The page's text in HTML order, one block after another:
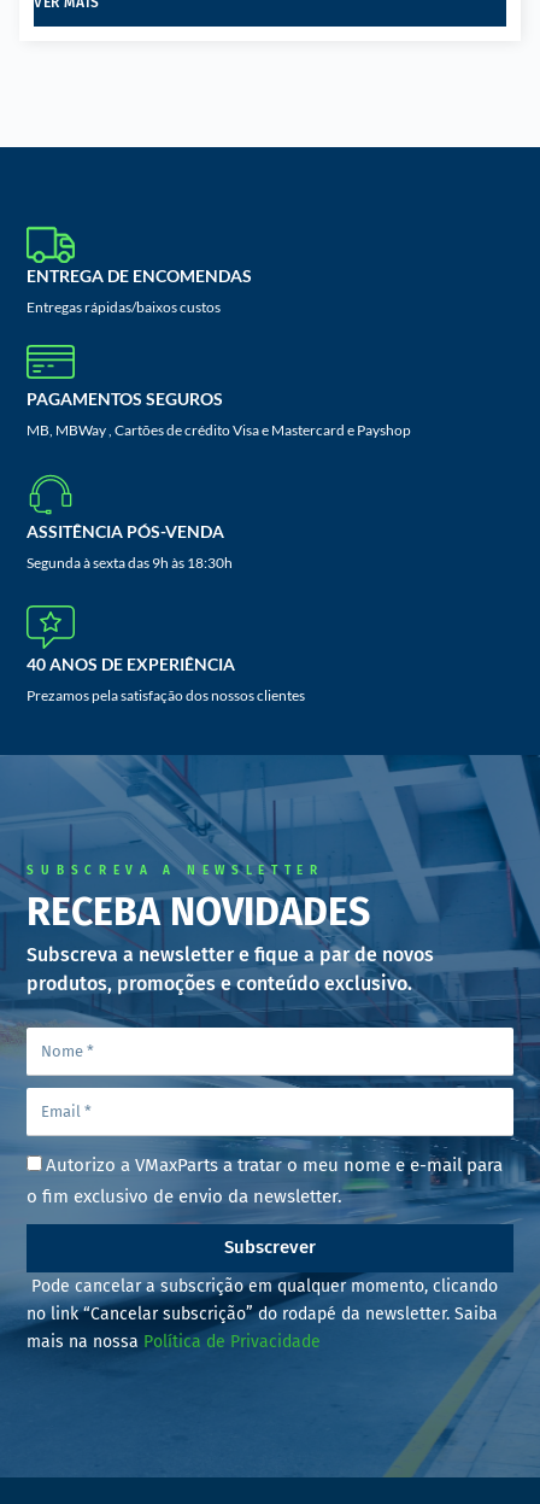
ENTREGA DE ENCOMENDAS
Entregas rápidas/baixos custos
PAGAMENTOS SEGUROS
MB, MBWay , Cartões de crédito Visa e Mastercard e Payshop
ASSITÊNCIA PÓS-VENDA
Segunda à sexta das 9h às 18:30h
40 ANOS DE EXPERIÊNCIA
Prezamos pela satisfação dos nossos clientes
SUBSCREVA A NEWSLETTER
RECEBA NOVIDADES
Subscreva a newsletter e fique a par de novos
produtos, promoções e conteúdo exclusivo.
Autorizo a VMaxParts a tratar o meu nome e e-mail para
o fim exclusivo de envio da newsletter.
Subscrever
Pode cancelar a subscrição em qualquer momento, clicando
no link “Cancelar subscrição” do rodapé da newsletter. Saiba
mais na nossa Política de Privacidade